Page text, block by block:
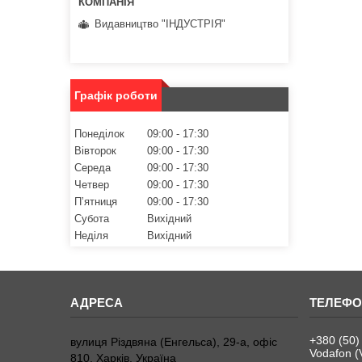
Видавництво "ІНДУСТРІЯ"
Графік роботи
Понеділок 09:00
17:30
Вівторок
09:00
17:30
Середа
09:00
17:30
Четвер
09:00
17:30
Пʼятниця
09:00
17:30
Субота
Вихідний
Неділя
Вихідний
вулиця Різдвяна (Енгельса), 29-а, офіс
810, Харків, Україна
+380
Vodafon